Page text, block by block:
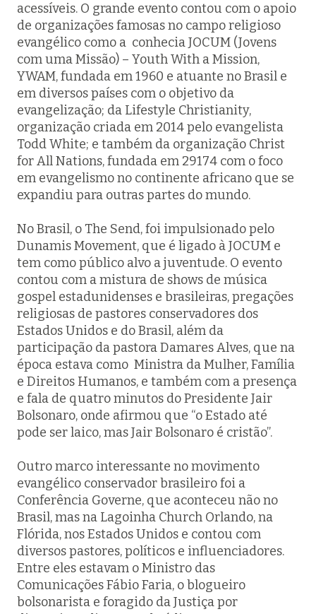
acessíveis. O grande evento contou com o apoio
de organizações famosas no campo religioso
evangélico como a conhecia JOCUM (Jovens
com uma Missão) – Youth With a Mission,
YWAM, fundada em 1960 e atuante no Brasil e
em diversos países com o objetivo da
evangelização; da Lifestyle Christianity,
organização criada em 2014 pelo evangelista
Todd White; e também da organização Christ
for All Nations, fundada em 29174 com o foco
em evangelismo no continente africano que se
expandiu para outras partes do mundo.
No Brasil, o The Send, foi impulsionado pelo
Dunamis Movement, que é ligado à JOCUM e
tem como público alvo a juventude. O evento
contou com a mistura de shows de música
gospel estadunidenses e brasileiras, pregações
religiosas de pastores conservadores dos
Estados Unidos e do Brasil, além da
participação da pastora Damares Alves, que na
época estava como Ministra da Mulher, Família
e Direitos Humanos, e também com a presença
e fala de quatro minutos do Presidente Jair
Bolsonaro, onde afirmou que “o Estado até
pode ser laico, mas Jair Bolsonaro é cristão”.
Outro marco interessante no movimento
evangélico conservador brasileiro foi a
Conferência Governe, que aconteceu não no
Brasil, mas na Lagoinha Church Orlando, na
Flórida, nos Estados Unidos e contou com
diversos pastores, políticos e influenciadores.
Entre eles estavam o Ministro das
Comunicações Fábio Faria, o blogueiro
bolsonarista e foragido da Justiça por